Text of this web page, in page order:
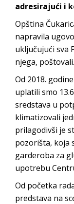
adresirajući i
Opština
napravila
uključujući sva
njega, poštovali.
Od 2018.
uplatili smo
sredstava u
klimatizovali
prilagodivši je
pozorišta, koja
garderoba za
upotrebu
Od početka
predstava na